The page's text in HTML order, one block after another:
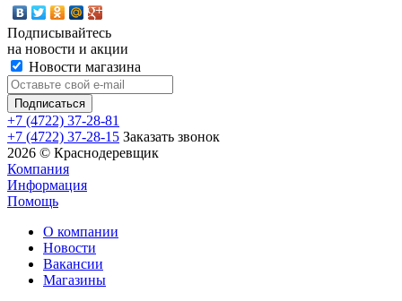
Подписывайтесь
на новости и акции
Новости магазина
+7 (4722) 37-28-81
+7 (4722) 37-28-15 Заказать звонок
2026 © Краснодеревщик
Компания
Информация
Помощь
О компании
Новости
Вакансии
Магазины